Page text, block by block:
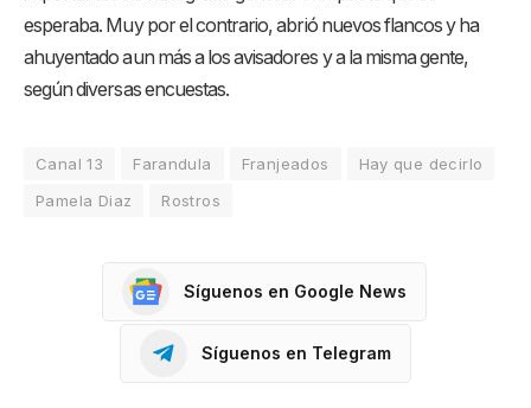
esperaba. Muy por el contrario, abrió nuevos flancos y ha
ahuyentado aun más a los avisadores y a la misma gente,
según diversas encuestas.
Canal 13 Farandula Franjeados
Hay que decirlo
Pamela Diaz
Rostros
Síguenos en Google News
Síguenos en Telegram